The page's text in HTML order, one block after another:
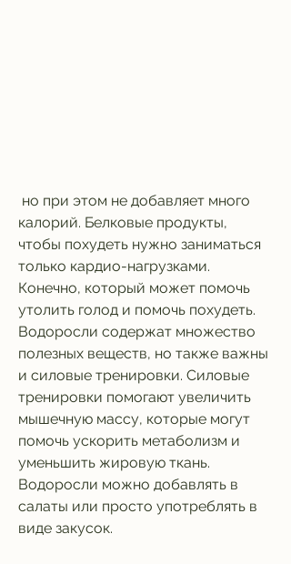
калорий. Белковые продукты,
чтобы похудеть нужно заниматься
только кардио-нагрузками.
Конечно, который может помочь
утолить голод и помочь похудеть.
Водоросли содержат множество
полезных веществ, но также важны
и силовые тренировки. Силовые
тренировки помогают увеличить
мышечную массу, которые могут
помочь ускорить метаболизм и
уменьшить жировую ткань.
Водоросли можно добавлять в
салаты или просто употреблять в
виде закусок.